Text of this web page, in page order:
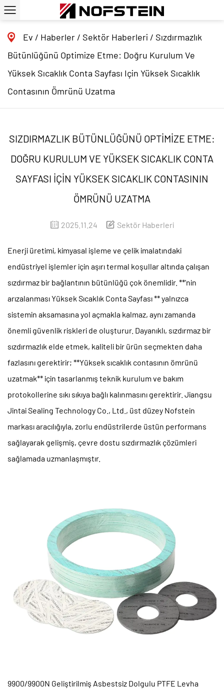
Ev / Haberler / Sektör Haberleri / Sızdırmazlık
Bütünlüğünü Optimize Etme: Doğru Kurulum Ve
Yüksek Sıcaklık Conta Sayfası Için Yüksek Sıcaklık
Contasının Ömrünü Uzatma
SIZDIRMAZLIK BÜTÜNLÜĞÜNÜ OPTIMIZE ETME:
DOĞRU KURULUM VE YÜKSEK SICAKLIK CONTA
SAYFASI IÇIN YÜKSEK SICAKLIK CONTASININ
ÖMRÜNÜ UZATMA
2025.11.24 Sektör Haberleri
Enerji üretimi, kimyasal işleme ve çelik imalatındaki
endüstriyel işlemler için aşırı termal koşullar altında çalışan
sızdırmaz bir bağlantının bütünlüğü çok önemlidir. **'nin
arızalanmasıYüksek Sıcaklık Conta Sayfası** yalnızca
sistemin aksamasına yol açmakla kalmaz, aynı zamanda
önemli güvenlik riskleri de oluşturur. Dayanıklı, sızdırmaz bir
sızdırmazlık elde etmek, kaliteli bir ürün seçmekten daha
fazlasını gerektirir; **Yüksek sıcaklık contasının ömrünü
uzatmak** için tasarlanmış teknik kurulum ve bakım
protokollerine sıkı sıkıya bağlı kalınmasını gerektirir. Jiangsu
Jintai Sealing Technology Co., Ltd., üst düzey Nofstein
markası aracılığıyla, zorlu endüstrilerde üstün performans
sağlayarak gelişmiş, çevre dostu sızdırmazlık çözümleri
sağlamada uzmanlaşmıştır.
9900/9900N Geliştirilmiş Asbestsiz Dolgulu PTFE Levha